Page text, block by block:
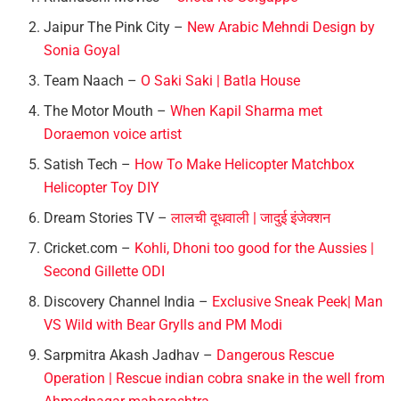
Jaipur The Pink City – New Arabic Mehndi Design by
Sonia Goyal
Team Naach – O Saki Saki | Batla House
The Motor Mouth –When Kapil Sharma met
Doraemon voice artist
Satish Tech – How To Make Helicopter Matchbox
Helicopter Toy DIY
Dream Stories TV –लालची दूधवाली | जादुई इंजेक्शन
Cricket.com – Kohli, Dhoni too good for the Aussies |
Second Gillette ODI
Discovery Channel India – Exclusive Sneak Peek| Man
VS Wild with Bear Grylls and PM Modi
Sarpmitra Akash Jadhav – Dangerous Rescue
Operation | Rescue indian cobra snake in the well from